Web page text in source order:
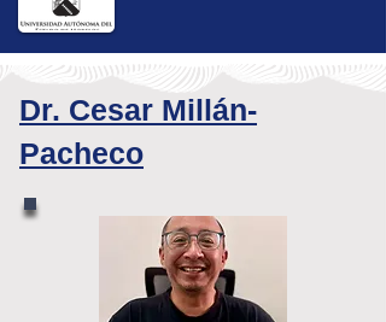
Dr. Cesar Millán-
Pacheco